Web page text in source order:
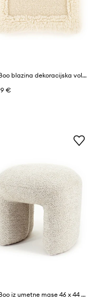
By-Boo blazina dekoracijska volnena 50 x 50 cm
€
By-Boo iz umetne mase 46 x 44 x 41 cm